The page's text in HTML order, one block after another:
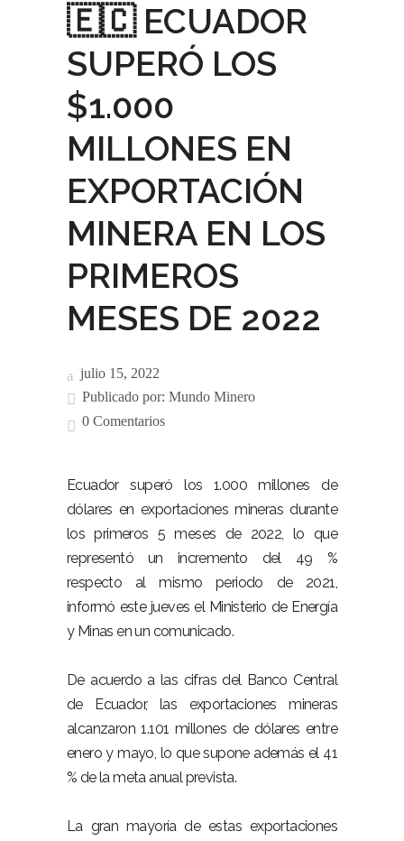
🇪🇨 ECUADOR
SUPERÓ LOS
$1.000
MILLONES EN
EXPORTACIÓN
MINERA EN LOS
PRIMEROS
MESES DE 2022
julio 15, 2022
Publicado por: Mundo Minero
0 Comentarios
Ecuador superó los 1.000 millones de
dólares en exportaciones mineras durante
los primeros 5 meses de 2022, lo que
representó un incremento del 49 %
respecto al mismo periodo de 2021,
informó este jueves el Ministerio de Energía
y Minas en un comunicado.
De acuerdo a las cifras del Banco Central
de Ecuador, las exportaciones mineras
alcanzaron 1.101 millones de dólares entre
enero y mayo, lo que supone además el 41
% de la meta anual prevista.
La gran mayoría de estas exportaciones